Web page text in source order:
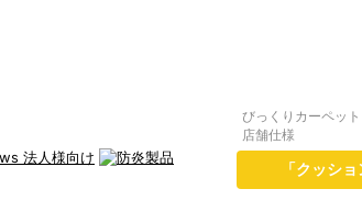
びっくりカーペット
店舗仕様
「クッシ